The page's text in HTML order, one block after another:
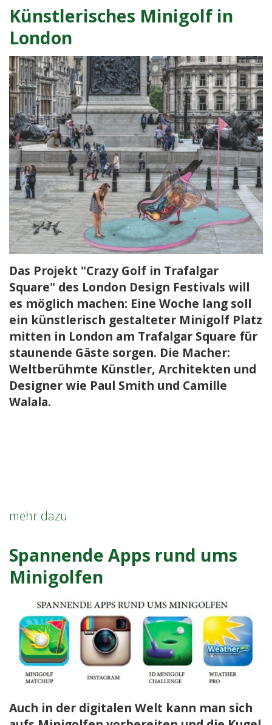
Tipps
rund
ums
Minigolfen:
Christian
Gobetz
erklärt
Künstlerisches Minigolf in
London
Das Projekt "Crazy Golf in Trafalgar
Square" des London Design Festivals will
es möglich machen: Eine Woche lang soll
ein künstlerisch gestalteter Minigolf Platz
mitten in London am Trafalgar Square für
staunende Gäste sorgen. Die Macher:
Weltberühmte Künstler, Architekten und
Designer wie Paul Smith und Camille
Walala.
mehr dazu
in
London
Spannende Apps rund ums
Minigolfen
Auch in der digitalen Welt kann man sich